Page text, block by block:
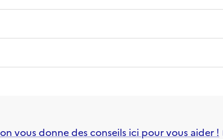
on vous donne des conseils ici pour vous aider !